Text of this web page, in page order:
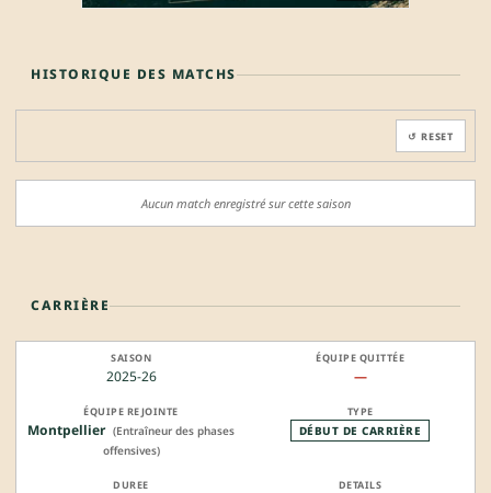
HISTORIQUE DES MATCHS
↺ RESET
Aucun match enregistré sur cette saison
CARRIÈRE
2025-26 —
Montpellier (Entraîneur des phases
offensives)
DÉBUT DE CARRIÈRE